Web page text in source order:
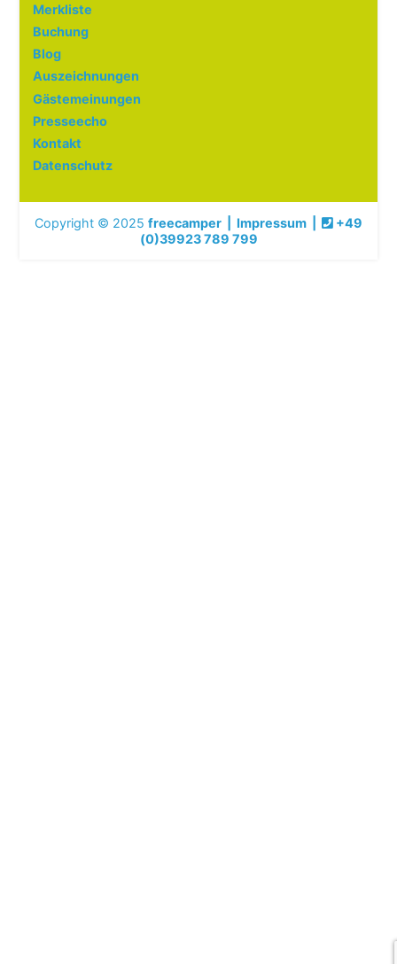
Merkliste
Buchung
Blog
Auszeichnungen
Gästemeinungen
Presseecho
Kontakt
Datenschutz
Copyright © 2025 freecamper Impressum
+49
(0)39923 789 799